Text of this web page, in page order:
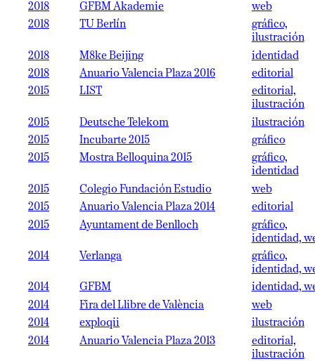
2018
GFBM Akademie
web
2018
TU Berlín
gráfico,
ilustración
2018
M8ke Beijing
identidad
2018
Anuario Valencia Plaza 2016
editorial
2015
LIST
editorial,
ilustración
2015
Deutsche Telekom
ilustración
2015
Incubarte 2015
gráfico
2015
Mostra Belloquina 2015
gráfico,
identidad
2015
Colegio Fundación Estudio
web
2015
Anuario Valencia Plaza 2014
editorial
2015
Ayuntament de Benlloch
gráfico,
identidad,
2014
Verlanga
gráfico,
identidad,
2014
GFBM
identidad,
2014
Fira del Llibre de València
web
2014
exploqii
ilustración
2014
Anuario Valencia Plaza 2013
editorial,
ilustración